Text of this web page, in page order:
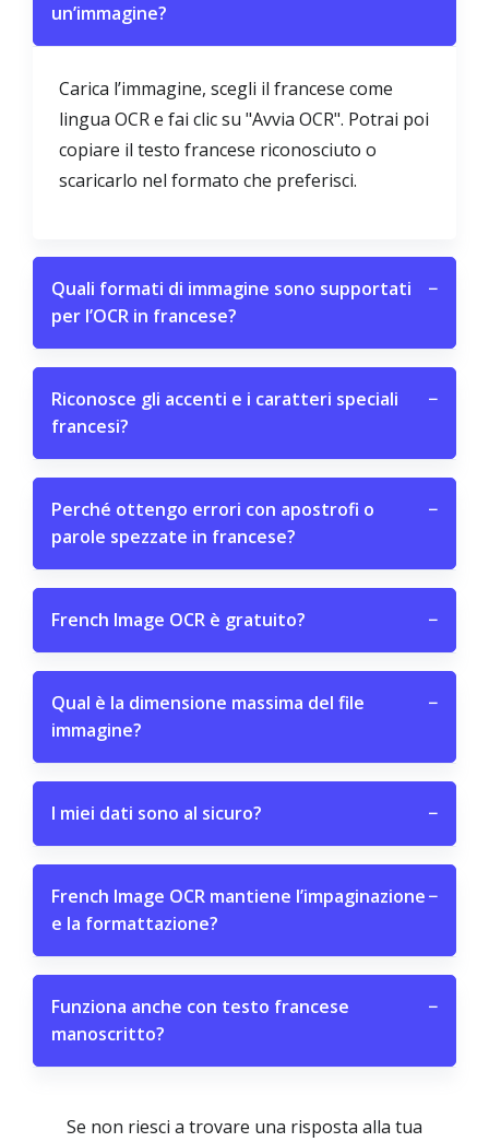
un’immagine?
Carica l’immagine, scegli il francese come
lingua OCR e fai clic su "Avvia OCR". Potrai poi
copiare il testo francese riconosciuto o
scaricarlo nel formato che preferisci.
Quali formati di immagine sono supportati
per l’OCR in francese?
−
Riconosce gli accenti e i caratteri speciali
francesi?
−
Perché ottengo errori con apostrofi o
parole spezzate in francese?
−
French Image OCR è gratuito? −
Qual è la dimensione massima del file
immagine?
−
I miei dati sono al sicuro? −
French Image OCR mantiene l’impaginazione
e la formattazione?
−
Funziona anche con testo francese
manoscritto?
−
Se non riesci a trovare una risposta alla tua